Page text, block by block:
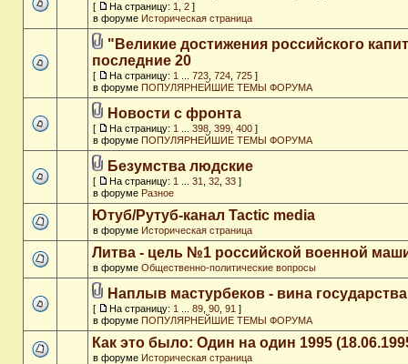
[ На страницу: 1 2 ]
в форуме Историческая страница
"Великие достижения российского
последние 20
[ На страницу: 1 723 724 725 ]
в форуме ПОПУЛЯРНЕЙШИЕ ТЕМЫ ФОРУМА
Новости с фронта
[ На страницу: 1 398 399 400 ]
в форуме ПОПУЛЯРНЕЙШИЕ ТЕМЫ ФОРУМА
Безумства людские
[ На страницу: 1 31 32 33 ]
в форуме Разное
Ютуб/Рутуб-канал Tactic media
в форуме Историческая страница
Литва - цель №1 российской военной
в форуме Общественно-политические вопросы
Наплыв мастурбеков - вина государства
[ На страницу: 1 89 90 91 ]
в форуме ПОПУЛЯРНЕЙШИЕ ТЕМЫ ФОРУМА
Как это было: Один на один 1995
в форуме Историческая страница